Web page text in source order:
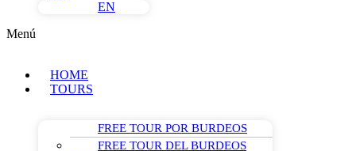
EN
Menú
HOME
TOURS
FREE TOUR POR BURDEOS
FREE TOUR DEL BURDEOS